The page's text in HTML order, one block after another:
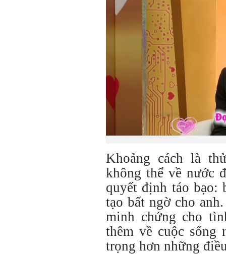
Khoảng cách là
không thể về nước
quyết định táo bạo:
tạo bất ngờ cho
minh chứng cho
thêm về cuộc sống
trọng hơn những